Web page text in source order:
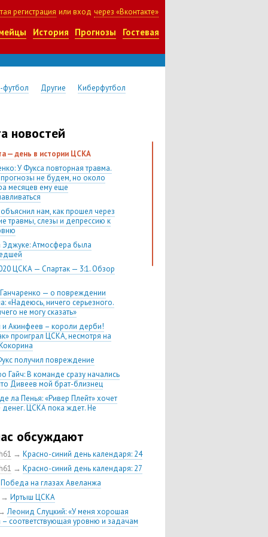
регистрация или вход через «Вконтакте»
История Прогнозы Гостевая
Другие Киберфутбол
новостей
— день в истории ЦСКА
У Фукса повторная травма.
не будем, но около
месяцев ему еще
нам, как прошел через
травмы, слезы и депрессию к
Атмосфера была
ЦСКА — Спартак — 3:1. Обзор
— о повреждении
«Надеюсь, ничего серьезного.
не могу сказать»
Акинфеев – короли дерби!
проиграл ЦСКА, несмотря на
получил повреждение
Гайч: В команде сразу начались
Дивеев мой брат-близнец
ла Пенья: «Ривер Плейт» хочет
ЦСКА пока ждет. Не
Химки — ЦСКА — 0:2. Обзор
сезона в РПЛ —
победа ЦСКА. Гончаренко
11 россиян в старте
— о Гайче: «Если покупаем за
деньги, значит, рассчитываем как
форварда»
«Влашича сложно заменить,
и Дзагоеву сегодня это
обсуждают
→ Красно-синий день календаря: 24
→ Красно-синий день календаря: 27
Победа на глазах Авеланжа
→ Иртыш ЦСКА
Леонид Слуцкий: «У меня хорошая
соответствующая уровню и задачам